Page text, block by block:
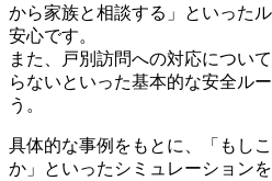
から家族と相談する」といった
安心です。
また、戸別訪問への対応につい
らないといった基本的な安全ル
う。
具体的な事例をもとに、「もし
か」といったシミュレーション